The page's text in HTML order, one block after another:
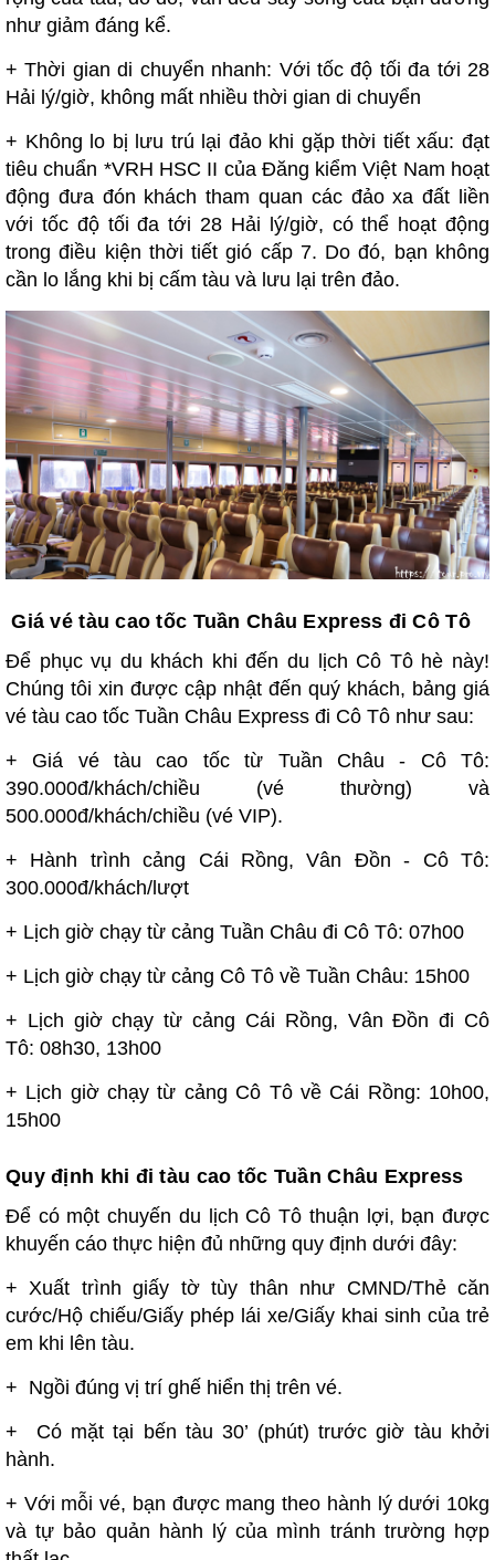
như giảm đáng kể.
+ Thời gian di chuyển nhanh: Với tốc độ tối đa tới 28
Hải lý/giờ, không mất nhiều thời gian di chuyển
+ Không lo bị lưu trú lại đảo khi gặp thời tiết xấu: đạt
tiêu chuẩn *VRH HSC II của Đăng kiểm Việt Nam hoạt
động đưa đón khách tham quan các đảo xa đất liền
với tốc độ tối đa tới 28 Hải lý/giờ, có thể hoạt động
trong điều kiện thời tiết gió cấp 7. Do đó, bạn không
cần lo lắng khi bị cấm tàu và lưu lại trên đảo.
Giá vé tàu cao tốc Tuần Châu Express đi Cô Tô
Để phục vụ du khách khi đến du lịch Cô Tô hè này!
Chúng tôi xin được cập nhật đến quý khách, bảng giá
vé tàu cao tốc Tuần Châu Express đi Cô Tô như sau:
+ Giá vé tàu cao tốc từ Tuần Châu - Cô Tô:
390.000đ/khách/chiều (vé thường) và
500.000đ/khách/chiều (vé VIP).
+ Hành trình cảng Cái Rồng, Vân Đồn - Cô Tô:
300.000đ/khách/lượt
+ Lịch giờ chạy từ cảng Tuần Châu đi Cô Tô: 07h00
+ Lịch giờ chạy từ cảng Cô Tô về Tuần Châu: 15h00
+ Lịch giờ chạy từ cảng Cái Rồng, Vân Đồn đi Cô
Tô: 08h30, 13h00
+ Lịch giờ chạy từ cảng Cô Tô về Cái Rồng: 10h00,
15h00
Quy định khi đi tàu cao tốc Tuần Châu Express
Để có một chuyến du lịch Cô Tô thuận lợi, bạn được
khuyến cáo thực hiện đủ những quy định dưới đây:
+ Xuất trình giấy tờ tùy thân như CMND/Thẻ căn
cước/Hộ chiếu/Giấy phép lái xe/Giấy khai sinh của trẻ
em khi lên tàu.
+ Ngồi đúng vị trí ghế hiển thị trên vé.
+ Có mặt tại bến tàu 30’ (phút) trước giờ tàu khởi
hành.
+ Với mỗi vé, bạn được mang theo hành lý dưới 10kg
và tự bảo quản hành lý của mình tránh trường hợp